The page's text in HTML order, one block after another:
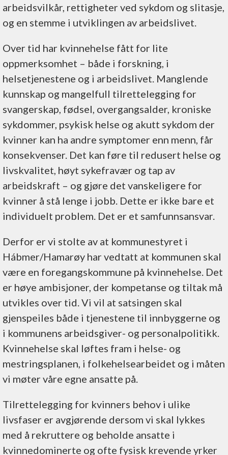
arbeidsvilkår, rettigheter ved sykdom og slitasje,
og en stemme i utviklingen av arbeidslivet.
Over tid har kvinnehelse fått for lite
oppmerksomhet – både i forskning, i
helsetjenestene og i arbeidslivet. Manglende
kunnskap og mangelfull tilrettelegging for
svangerskap, fødsel, overgangsalder, kroniske
sykdommer, psykisk helse og akutt sykdom der
kvinner kan ha andre symptomer enn menn, får
konsekvenser. Det kan føre til redusert helse og
livskvalitet, høyt sykefravær og tap av
arbeidskraft – og gjøre det vanskeligere for
kvinner å stå lenge i jobb. Dette er ikke bare et
individuelt problem. Det er et samfunnsansvar.
Derfor er vi stolte av at kommunestyret i
Hábmer/Hamarøy har vedtatt at kommunen skal
være en foregangskommune på kvinnehelse. Det
er høye ambisjoner, der kompetanse og tiltak må
utvikles over tid. Vi vil at satsingen skal
gjenspeiles både i tjenestene til innbyggerne og
i kommunens arbeidsgiver- og personalpolitikk.
Kvinnehelse skal løftes fram i helse- og
mestringsplanen, i folkehelsearbeidet og i måten
vi møter våre egne ansatte på.
Tilrettelegging for kvinners behov i ulike
livsfaser er avgjørende dersom vi skal lykkes
med å rekruttere og beholde ansatte i
kvinnedominerte og ofte fysisk krevende yrker